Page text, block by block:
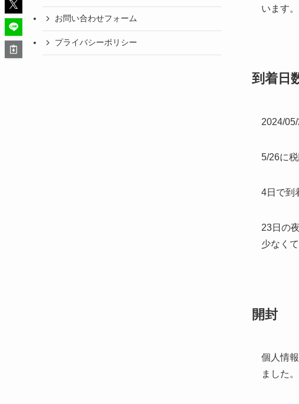
います。
到着日
2024/
5/26に
4日で到
23日の
少なく
開封
個人情
ました。
お問い合わせフォーム
プライバシーポリシー